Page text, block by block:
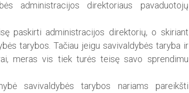
administracijos direktoriaus pavaduotojų
paskirti administracijos direktorių, o skiriant
tarybos. Tačiau jeigu savivaldybės taryba ir
meras vis tiek turės teisę savo sprendimu
savivaldybės tarybos nariams pareikšti